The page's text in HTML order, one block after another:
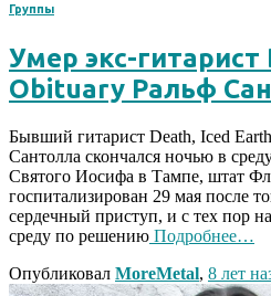
Группы
Умер экс-гитарист
Obituary Ральф
Бывший гитарист Death, Iced
Сантолла скончался ночью в
Святого Иосифа в Тампе, штат
госпитализирован 29 мая после
сердечный приступ, и с тех пор
среду по решению Подробнее…
Опубликовал MoreMetal, 8 лет